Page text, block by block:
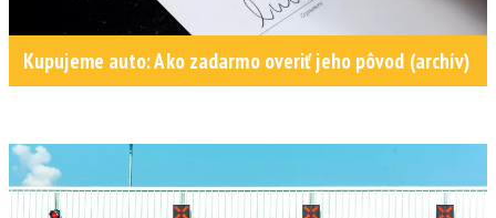
Kupujeme auto: Ako zadarmo overiť jeho pôvod (archív)